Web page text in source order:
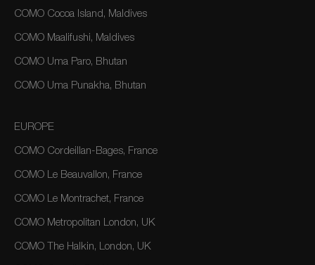
COMO Cocoa Island, Maldives
COMO Maalifushi, Maldives
COMO Uma Paro, Bhutan
COMO Uma Punakha, Bhutan
EUROPE
COMO Cordeillan-Bages, France
COMO Le Beauvallon, France
COMO Le Montrachet, France
COMO Metropolitan London, UK
COMO The Halkin, London, UK